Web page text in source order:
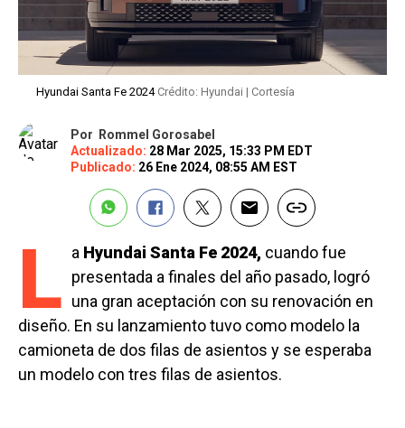
Hyundai Santa Fe 2024Crédito: Hyundai | Cortesía
Por
Rommel Gorosabel
Actualizado: 28 Mar 2025, 15:33 PM EDT
Publicado: 26 Ene 2024, 08:55 AM EST
L a Hyundai Santa Fe 2024, cuando fue
presentada a finales del año pasado, logró
una gran aceptación con su renovación en
diseño. En su lanzamiento tuvo como modelo la
camioneta de dos filas de asientos y se esperaba
un modelo con tres filas de asientos.